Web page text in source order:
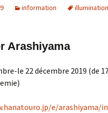
information illumination
Arashiyama
le 22 décembre 2019 (de
e/arashiyama/